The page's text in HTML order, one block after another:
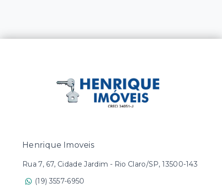
Henrique Imoveis
Rua 7, 67, Cidade Jardim - Rio Claro/SP, 13500-143
(19) 3557-6950